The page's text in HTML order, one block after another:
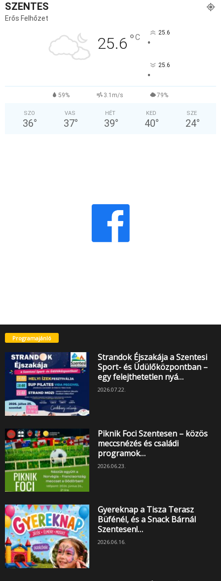
SZENTES
Erős Felhőzet
25.6 °C 25.6
°
25.6
°
59% 3.1m/s 79%
SZO
36°
VAS
37°
HÉT
39°
KED
40°
SZE
24°
Programajánló
Strandok Éjszakája a Szentesi
Sport- és Üdülőközpontban –
egy felejthetetlen nyá…
2026.07.22.
Piknik Foci Szentesen – közös
meccsnézés és családi
programok…
2026.06.23.
Gyereknap a Tisza Terasz
Büfénél, és a Snack Bárnál
Szentesen!…
2026.06.16.